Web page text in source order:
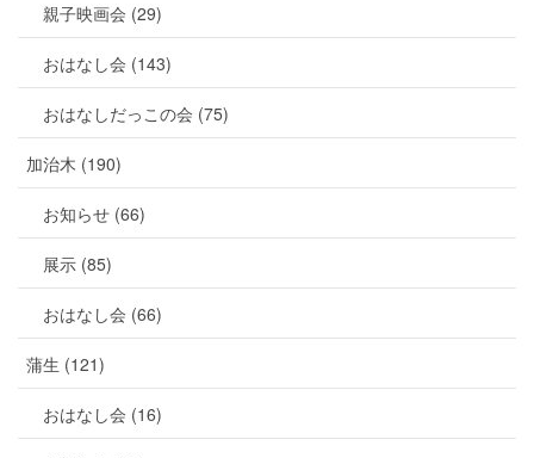
親子映画会 (29)
おはなし会 (143)
おはなしだっこの会 (75)
加治木 (190)
お知らせ (66)
展示 (85)
おはなし会 (66)
蒲生 (121)
おはなし会 (16)